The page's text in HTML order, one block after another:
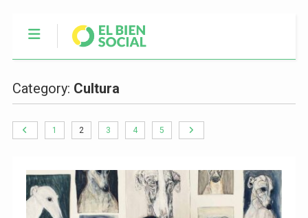
Category: Cultura
1 2 3 4 5